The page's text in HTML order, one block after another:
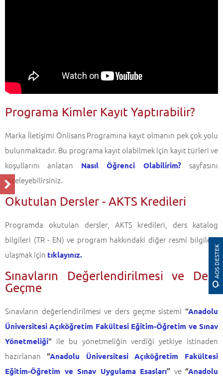
AOS DESTEK
Programa Kimler Kayıt Yaptırabilir?
Marka İletişimi Önlisans Programına kayıt olmanın pek çok yolu
bulunmaktadır. Bu programa kayıt olabilmek için kayıt türleri ve
koşullarını anlatan Nasıl Öğrenci Olabilirim?
sayfasını
inceleyebilirsiniz.
Okutulan Dersler - AKTS Kredileri
Programda okutulan dersler, AKTS kredileri, ders katalog
bilgileri (TR - EN) ve program hakkındaki diğer resmi bilgilere
ulaşmak için tıklayınız.
Sınavların Değerlendirilmesi ve Ders
Geçme
Sınavların değerlendirilmesi ve ders geçme sistemi "Anadolu
Üniversitesi Açıköğretim Fakültesi Eğitim-Öğretim ve Sınav
Yönetmeliği" ile bu yönetmeliğin verdiği yetkiye istinaden
hazırlanan “Anadolu Üniversitesi Açıköğretim Fakültesi
Eğitim-Öğretim ve Sınav Uygulama Esasları” ve “Anadolu